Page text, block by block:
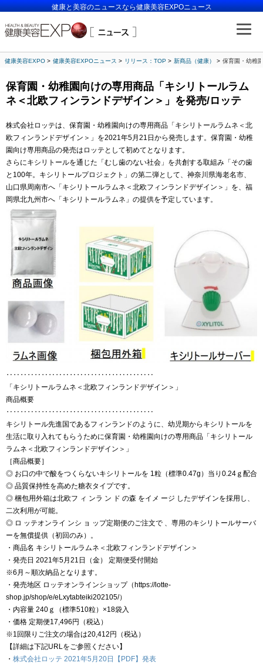
健康と美容のニュースなら健康美容EXPOニュース
健康美容EXPO 健康美容EXPOニュース リリース：TOP 新商品（健康） 保育園・幼稚
保育園・幼稚園向けの専用商品「キシリトールラム
ネ＜北欧フィンランドデザイン＞」を発売/ロッテ
株式会社ロッテは、保育園・幼稚園向けの専用商品「キシリトールラムネ＜北
欧フィンランドデザイン＞」を2021年5月21日から発売します。保育園・幼稚
園向け専用商品の発売はロッテとして初めてとなります。
さらにキシリトールを通じた「むし歯のない社会」を共創する取組み「その歯
と100年。キシリトールプロジェクト」の第二弾として、神奈川県海老名市、
山口県周南市へ「キシリトールラムネ＜北欧フィンランドデザイン＞」を、福
岡県北九州市へ「キシリトールラムネ」の提供を予定しています。
‥‥‥‥‥‥‥‥‥‥‥‥‥‥‥‥‥‥‥‥‥
「キシリトールラムネ＜北欧フィンランドデザイン＞」
商品概要
‥‥‥‥‥‥‥‥‥‥‥‥‥‥‥‥‥‥‥‥‥
キシリトール先進国であるフィンランドのように、幼児期からキシリトールを
生活に取り入れてもらうために保育園・幼稚園向けの専用商品「キシリトール
ラムネ＜北欧フィンランドデザイン＞」
［商品概要］
◎ お口の中で酸をつくらないキシリトールを 1粒（標準0.47g）当り0.24ｇ配合
◎ 品質保持性を高めた糖衣タイプです。
◎ 梱包用外箱は北欧フ ィ ンラ ン ド の森 をイメ ージ したデザインを採用し、
二次利用が可能。
◎ ロ ッテオンライ ンシ ョ ップ定期便のご注文で 、専用のキシリトールサーバ
ーを無償提供（初回のみ）。
・商品名 キシリトールラムネ＜北欧フィンランドデザイン＞
・発売日 2021年5月21日（金） 定期便受付開始
※6月～順次納品となります。
・発売地区 ロッテオンラインショップ（https://lotte-
shop.jp/shop/e/eLxytabteiki202105/）
・内容量 240ｇ（標準510粒）×18袋入
・価格 定期便17,496円（税込）
※1回限りご注文の場合は20,412円（税込）
【詳細は下記URLをご参照ください】
・ 株式会社ロッテ 2021年5月20日【PDF】発表